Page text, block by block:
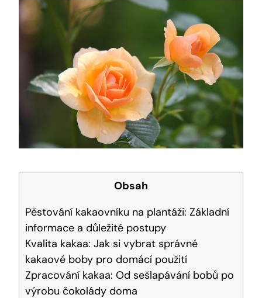
Obsah
Pěstování kakaovníku na plantáži: Základní
informace a důležité postupy
Kvalita kakaa: Jak si vybrat správné
kakaové boby pro domácí použití
Zpracování kakaa: Od sešlapávání bobů po
výrobu čokolády doma